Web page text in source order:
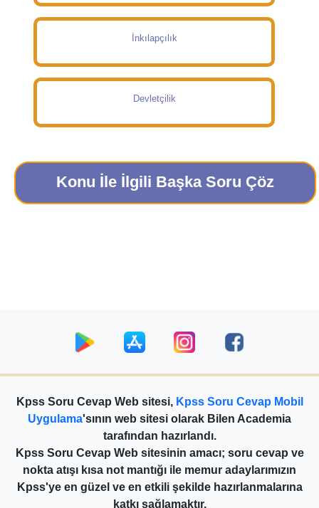
İnkılapçılık
Devletçilik
Konu İle İlgili Başka Soru Çöz
Kpss Soru Cevap Web sitesi, Kpss Soru Cevap Mobil
Uygulama'sının web sitesi olarak Bilen Academia
tarafından hazırlandı.
Kpss Soru Cevap Web sitesinin amacı; soru cevap ve
nokta atışı kısa not mantığı ile memur adaylarımızın
Kpss'ye en güzel ve en etkili şekilde hazırlanmalarına
katkı sağlamaktır.